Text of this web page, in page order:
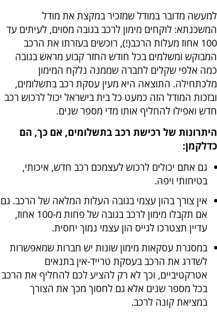
למעשה מדובר במודל שמזכיר במקצת את מודל
המשכנתא: לוקחים מימון לרכב בגובה מסוים, לעיתים עד
100 אחוז מעלות הרכב(!), רוכשים בעזרתו את הרכב
המבוקש ומשלמים בכל חודש החזר קבוע מראש בגובה
כמה אלפי שקלים לחברה שממנה נלקח המימון
מלכתחילה. התוצאה היא מעין עסקת רכב בתשלומים,
ובזכות המודל הזה כמעט כל בית בישראל יכול לרכוש רכב
חדש ואפילו להחליף אותו מדי מספר שנים.
היתרונות של רכישת רכב בתשלומים, אם כך, הם
כדלקמן:
גם אתם יכולים לרכוש לעצמכם רכב חדש, איכותי,
בטיחותי ויפה.
אין צורך בהון עצמי בגובה העלות המלאה של הרכב. גם
אם תקבלו מימון לרכב בגובה של פחות מ-100 אחוז,
עדיין תצטרכו לגייס הון עצמי נמוך יחסית.
במסגרת עסקאות מימון שונות יש חברות שמאפשרות
לשדרג את הרכב בעסקת טרייד-אין בתנאים
אטרקטיביים, וכך לא רק להציע לכם להחליף את הרכב
בכל מספר שנים אלא גם לחסוך מכך את הצורך
במציאת קונה לרכב.